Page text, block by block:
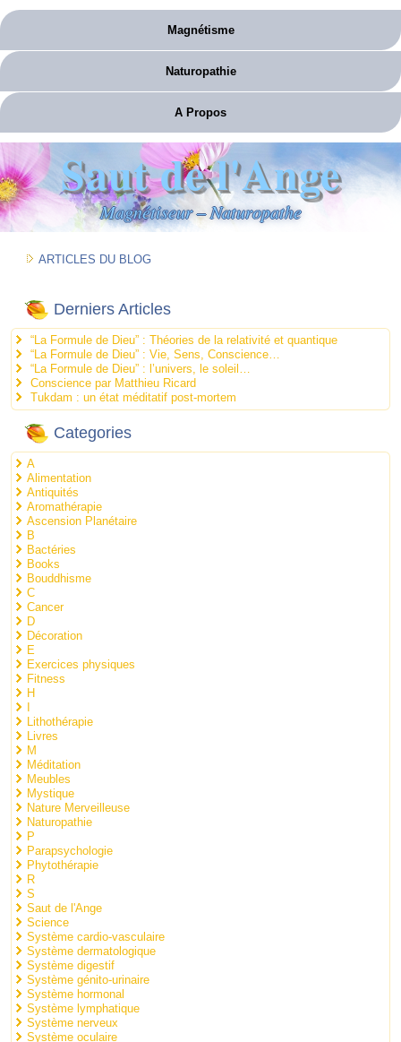
Magnétisme
Naturopathie
A Propos
Saut de l'Ange
Magnétiseur – Naturopathe
ARTICLES DU BLOG
Derniers Articles
“La Formule de Dieu” : Théories de la relativité et quantique
“La Formule de Dieu” : Vie, Sens, Conscience…
“La Formule de Dieu” : l’univers, le soleil…
Conscience par Matthieu Ricard
Tukdam : un état méditatif post-mortem
Categories
A
Alimentation
Antiquités
Aromathérapie
Ascension Planétaire
B
Bactéries
Books
Bouddhisme
C
Cancer
D
Décoration
E
Exercices physiques
Fitness
H
Lithothérapie
Livres
M
Méditation
Meubles
Mystique
Nature Merveilleuse
Naturopathie
P
Parapsychologie
Phytothérapie
R
S
Saut de l'Ange
Science
Système cardio-vasculaire
Système dermatologique
Système digestif
Système génito-urinaire
Système hormonal
Système lymphatique
Système nerveux
Système oculaire